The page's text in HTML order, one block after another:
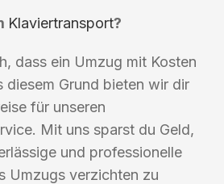
Klaviertransport?
dass ein Umzug mit Kosten
diesem Grund bieten wir dir
für unseren
Mit uns sparst du Geld,
und professionelle
Umzugs verzichten zu